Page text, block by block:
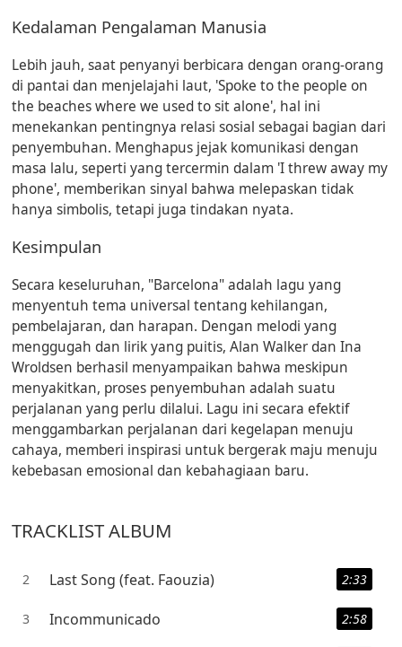
Kedalaman Pengalaman Manusia
Lebih jauh, saat penyanyi berbicara dengan orang-orang
di pantai dan menjelajahi laut, 'Spoke to the people on
the beaches where we used to sit alone', hal ini
menekankan pentingnya relasi sosial sebagai bagian dari
penyembuhan. Menghapus jejak komunikasi dengan
masa lalu, seperti yang tercermin dalam 'I threw away my
phone', memberikan sinyal bahwa melepaskan tidak
hanya simbolis, tetapi juga tindakan nyata.
Kesimpulan
Secara keseluruhan, "Barcelona" adalah lagu yang
menyentuh tema universal tentang kehilangan,
pembelajaran, dan harapan. Dengan melodi yang
menggugah dan lirik yang puitis, Alan Walker dan Ina
Wroldsen berhasil menyampaikan bahwa meskipun
menyakitkan, proses penyembuhan adalah suatu
perjalanan yang perlu dilalui. Lagu ini secara efektif
menggambarkan perjalanan dari kegelapan menuju
cahaya, memberi inspirasi untuk bergerak maju menuju
kebebasan emosional dan kebahagiaan baru.
TRACKLIST ALBUM
2 Last Song (feat. Faouzia) 2:33
3 Incommunicado 2:58